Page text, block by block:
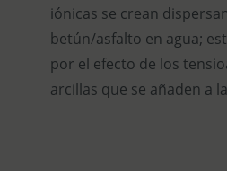
iónicas se crean
betún/asfalto en agua;
por el efecto de los
arcillas que se añaden a